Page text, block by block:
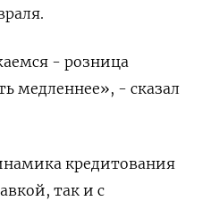
- розница
медленнее», - сказал
кредитования
так и с